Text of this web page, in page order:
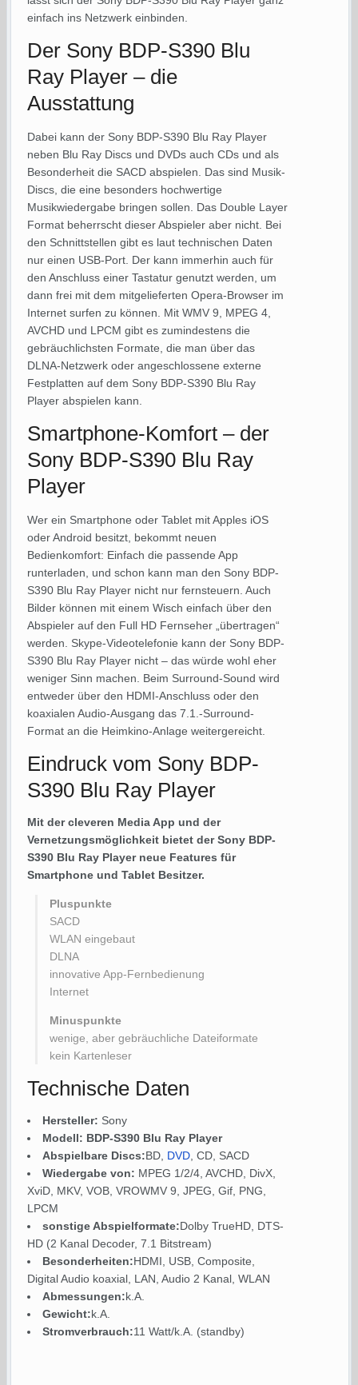
einfach ins Netzwerk einbinden.
Der Sony BDP-S390 Blu
Ray Player – die
Ausstattung
Dabei kann der Sony BDP-S390 Blu Ray Player
neben Blu Ray Discs und DVDs auch CDs und als
Besonderheit die SACD abspielen. Das sind Musik-
Discs, die eine besonders hochwertige
Musikwiedergabe bringen sollen. Das Double Layer
Format beherrscht dieser Abspieler aber nicht. Bei
den Schnittstellen gibt es laut technischen Daten
nur einen USB-Port. Der kann immerhin auch für
den Anschluss einer Tastatur genutzt werden, um
dann frei mit dem mitgelieferten Opera-Browser im
Internet surfen zu können. Mit WMV 9, MPEG 4,
AVCHD und LPCM gibt es zumindestens die
gebräuchlichsten Formate, die man über das
DLNA-Netzwerk oder angeschlossene externe
Festplatten auf dem Sony BDP-S390 Blu Ray
Player abspielen kann.
Smartphone-Komfort – der
Sony BDP-S390 Blu Ray
Player
Wer ein Smartphone oder Tablet mit Apples iOS
oder Android besitzt, bekommt neuen
Bedienkomfort: Einfach die passende App
runterladen, und schon kann man den Sony BDP-
S390 Blu Ray Player nicht nur fernsteuern. Auch
Bilder können mit einem Wisch einfach über den
Abspieler auf den Full HD Fernseher „übertragen“
werden. Skype-Videotelefonie kann der Sony BDP-
S390 Blu Ray Player nicht – das würde wohl eher
weniger Sinn machen. Beim Surround-Sound wird
entweder über den HDMI-Anschluss oder den
koaxialen Audio-Ausgang das 7.1.-Surround-
Format an die Heimkino-Anlage weitergereicht.
Eindruck vom Sony BDP-
S390 Blu Ray Player
Mit der cleveren Media App und der
Vernetzungsmöglichkeit bietet der Sony BDP-
S390 Blu Ray Player neue Features für
Smartphone und Tablet Besitzer.
Pluspunkte
SACD
WLAN eingebaut
DLNA
innovative App-Fernbedienung
Internet
Minuspunkte
wenige, aber gebräuchliche Dateiformate
kein Kartenleser
Technische Daten
Hersteller: Sony
Modell: BDP-S390 Blu Ray Player
Abspielbare Discs:BD, DVD, CD, SACD
Wiedergabe von: MPEG 1/2/4, AVCHD, DivX,
XviD, MKV, VOB, VROWMV 9, JPEG, Gif, PNG,
LPCM
sonstige Abspielformate:Dolby TrueHD, DTS-
HD (2 Kanal Decoder, 7.1 Bitstream)
Besonderheiten:HDMI, USB, Composite,
Digital Audio koaxial, LAN, Audio 2 Kanal, WLAN
Abmessungen:k.A.
Gewicht:k.A.
Stromverbrauch:11 Watt/k.A. (standby)